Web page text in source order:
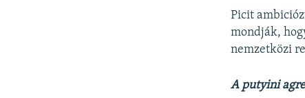
Picit
mondják,
nemzetközi
A putyini